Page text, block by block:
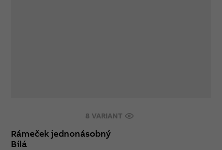
8 VARIANT
Rámeček jednonásobný
Bílá